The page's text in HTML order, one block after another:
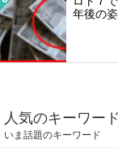
年後の
人気のキーワード
いま話題のキーワード